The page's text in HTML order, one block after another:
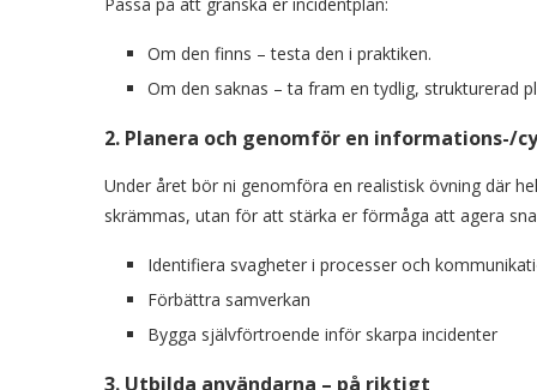
Om den finns – testa den i praktiken.
Om den saknas – ta fram en tydlig, strukturerad
2. Planera och genomför en informations-/
Under året bör ni genomföra en realistisk övning där
skrämmas, utan för att stärka er förmåga att agera
Identifiera svagheter i processer och
Förbättra samverkan
Bygga självförtroende inför skarpa incidenter
3. Utbilda användarna – på riktigt